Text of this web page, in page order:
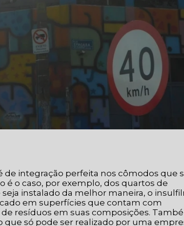
integração perfeita nos cômodos que
é o caso, por exemplo, dos quartos de
instalado da melhor maneira, o
em superfícies que contam com
resíduos em suas composições.
que só pode ser realizado por uma